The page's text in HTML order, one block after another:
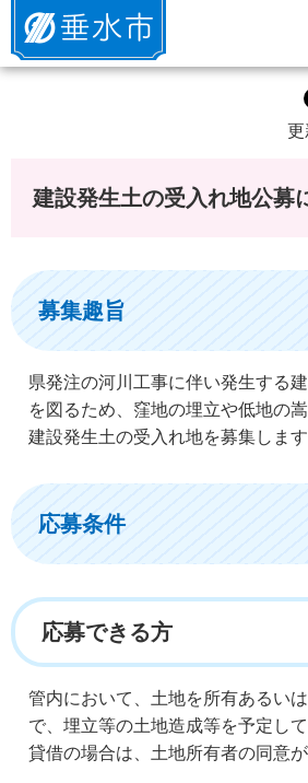
垂水市
更
建設発生土の受入れ地公募
募集趣旨
県発注の河川工事に伴い発生する
を図るため、窪地の埋立や低地の
建設発生土の受入れ地を募集します
応募条件
応募できる方
管内において、土地を所有あるい
で、埋立等の土地造成等を予定し
貸借の場合は、土地所有者の同意が